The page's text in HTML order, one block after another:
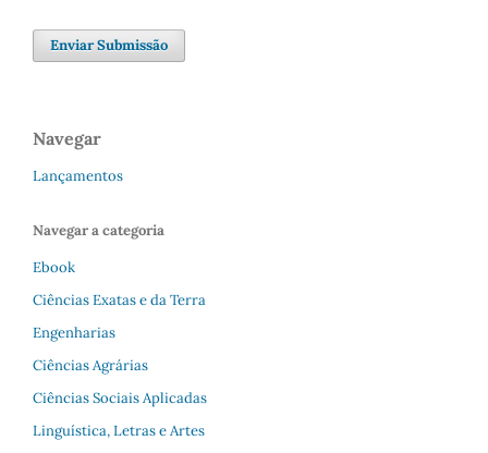
Enviar Submissão
Navegar
Lançamentos
Navegar a categoria
Ebook
Ciências Exatas e da Terra
Engenharias
Ciências Agrárias
Ciências Sociais Aplicadas
Linguística, Letras e Artes